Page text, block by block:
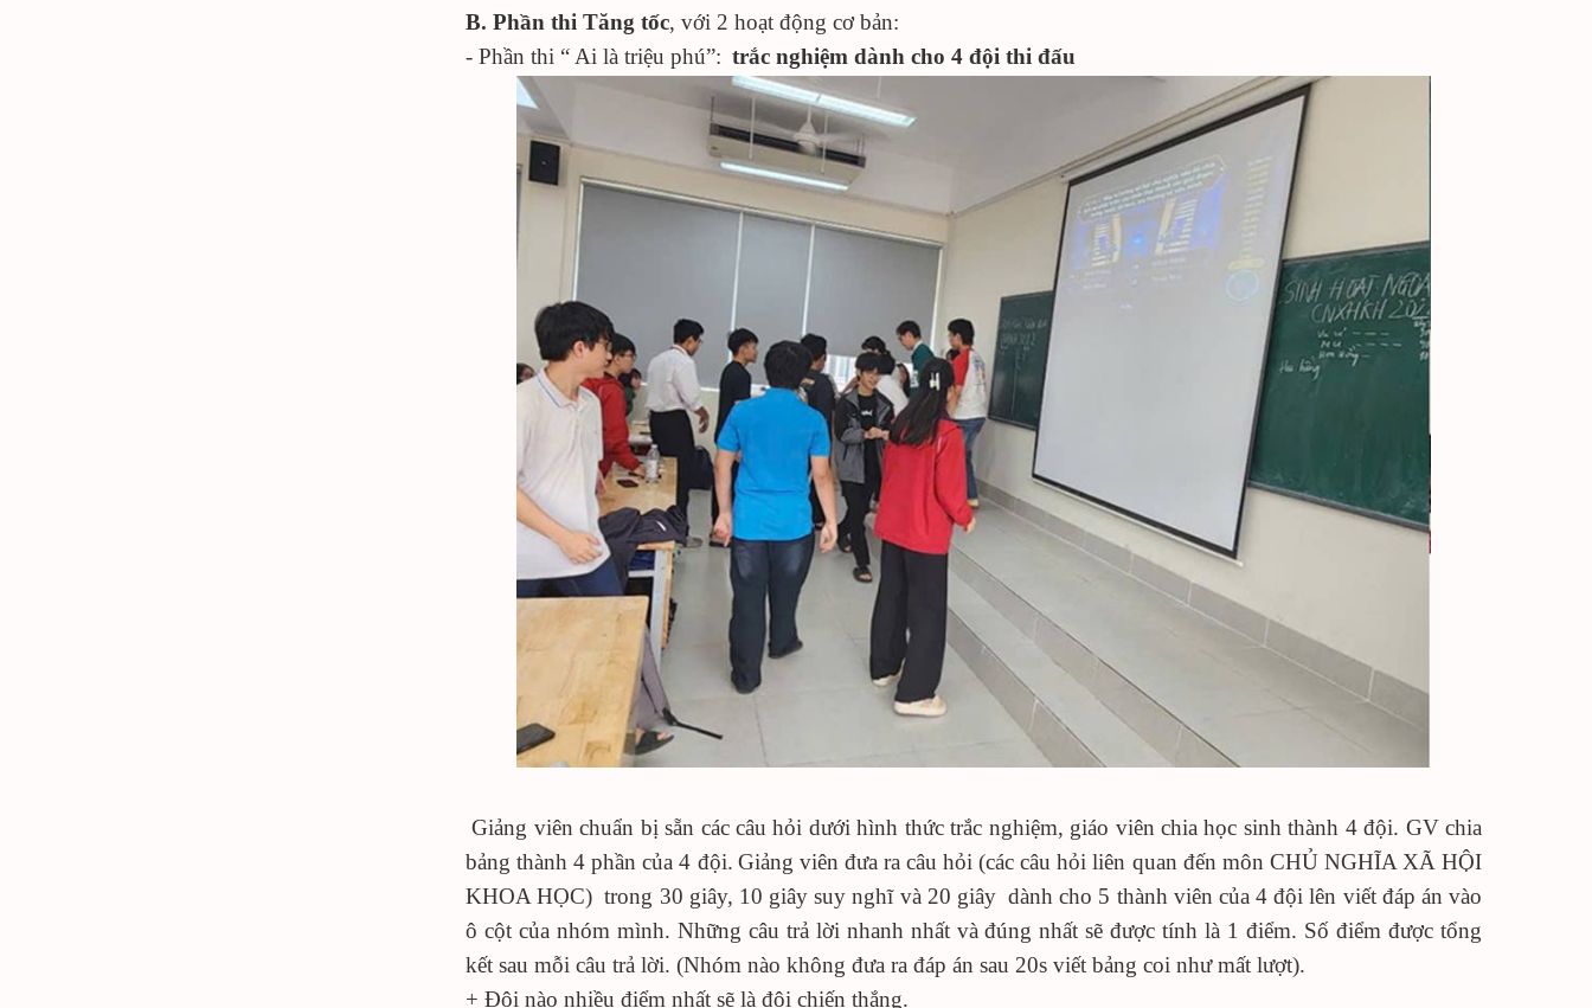
B. Phần thi Tăng tốc, với 2 hoạt động cơ bản:
- Phần thi “ Ai là triệu phú”: trắc nghiệm dành cho 4 đội thi đấu
Giảng viên chuẩn bị sẵn các câu hỏi dưới hình thức trắc nghiệm, giáo viên chia học sinh thành 4 đội. GV chia
bảng thành 4 phần của 4 đội. Giảng viên đưa ra câu hỏi (các câu hỏi liên quan đến môn CHỦ NGHĨA XÃ HỘI
KHOA HỌC) trong 30 giây, 10 giây suy nghĩ và 20 giây dành cho 5 thành viên của 4 đội lên viết đáp án vào
ô cột của nhóm mình. Những câu trả lời nhanh nhất và đúng nhất sẽ được tính là 1 điểm. Số điểm được tổng
kết sau mỗi câu trả lời. (Nhóm nào không đưa ra đáp án sau 20s viết bảng coi như mất lượt).
+ Đội nào nhiều điểm nhất sẽ là đội chiến thắng.